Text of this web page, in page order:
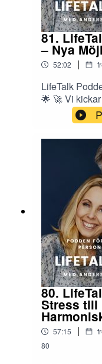
81.
– Nya
52:02 |
LifeTalk
🌟 🚀 Vi
ett magiskt
konsten att
Målsättning,
utforskar hur
tidigare
innersta
80.
Stress till
57:15 |
80